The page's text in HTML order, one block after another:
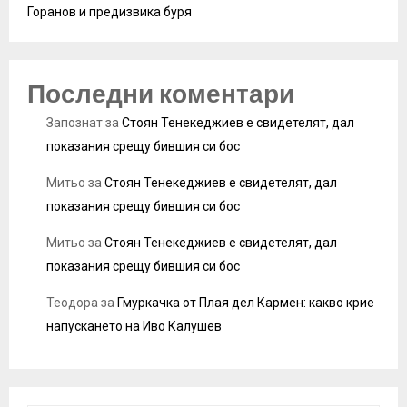
Горанов и предизвика буря
Последни коментари
Запознатза Стоян Тенекеджиев е свидетелят, дал
показания срещу бившия си бос
Митьо за Стоян Тенекеджиев е свидетелят, дал
показания срещу бившия си бос
Митьо за Стоян Тенекеджиев е свидетелят, дал
показания срещу бившия си бос
Теодора за Гмуркачка от Плая дел Кармен: какво крие
напускането на Иво Калушев